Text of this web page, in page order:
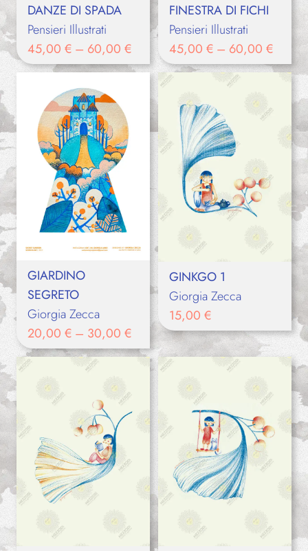
DANZE DI SPADA
Pensieri Illustrati
45,00 € – 60,00 €
FINESTRA DI FICHI
Pensieri Illustrati
45,00 € – 60,00 €
GIARDINO
SEGRETO
Giorgia Zecca
20,00 € – 30,00 €
GINKGO 1
Giorgia Zecca
15,00 €